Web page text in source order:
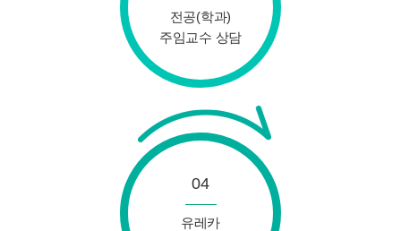
전공(학과)
주임교수 상담
04
유레카